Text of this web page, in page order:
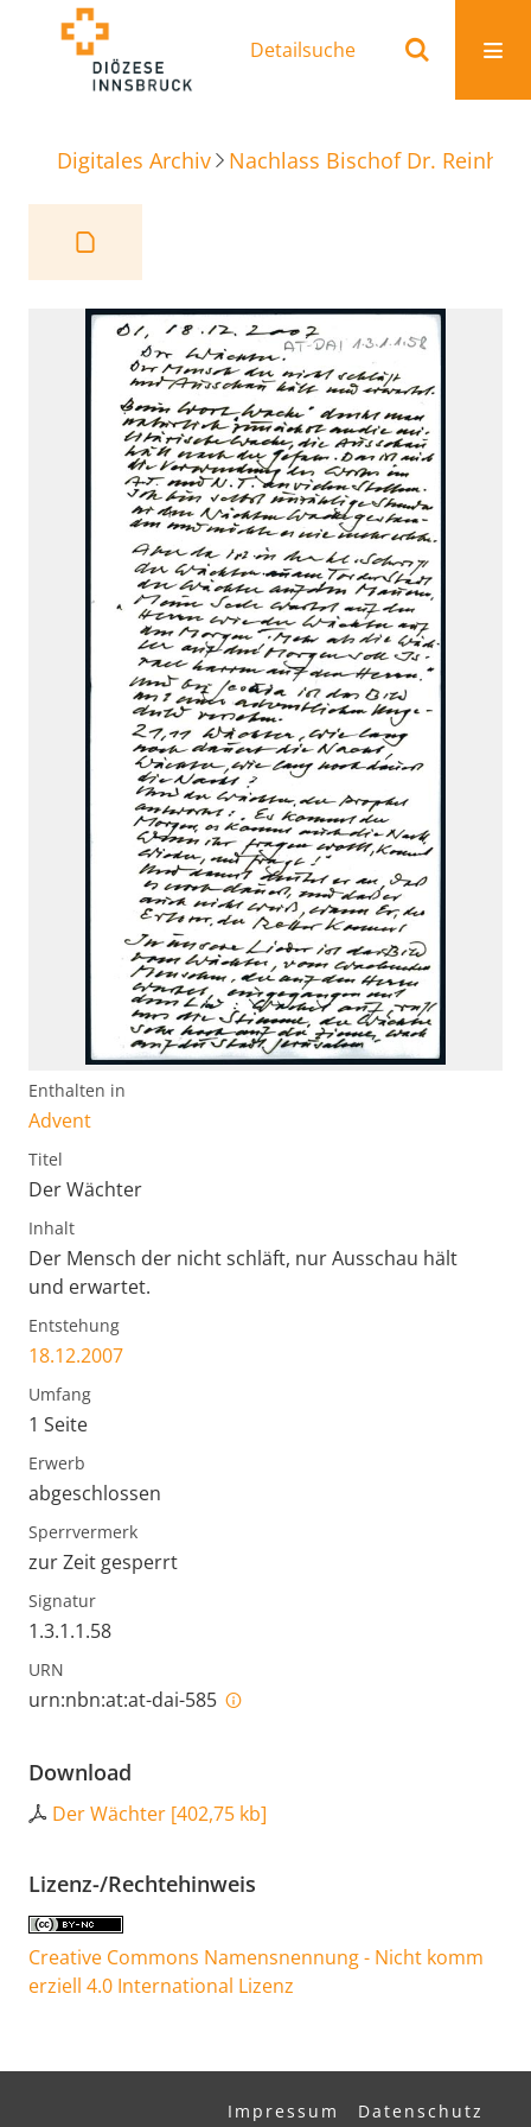
Detailsuche
Digitales Archiv Nachlass Bischof Dr.
Enthalten in
Advent
Titel
Der Wächter
Inhalt
Der Mensch der nicht schläft, nur Ausschau hält
und erwartet.
Entstehung
18.12.2007
Umfang
1 Seite
Erwerb
abgeschlossen
Sperrvermerk
zur Zeit gesperrt
Signatur
1.3.1.1.58
URN
urn:nbn:at:at-dai-585
Download
Der Wächter [402,75 kb]
Lizenz-/Rechtehinweis
Creative Commons Namensnennung - Nicht komm
erziell 4.0 International Lizenz
Impressum Datenschutz